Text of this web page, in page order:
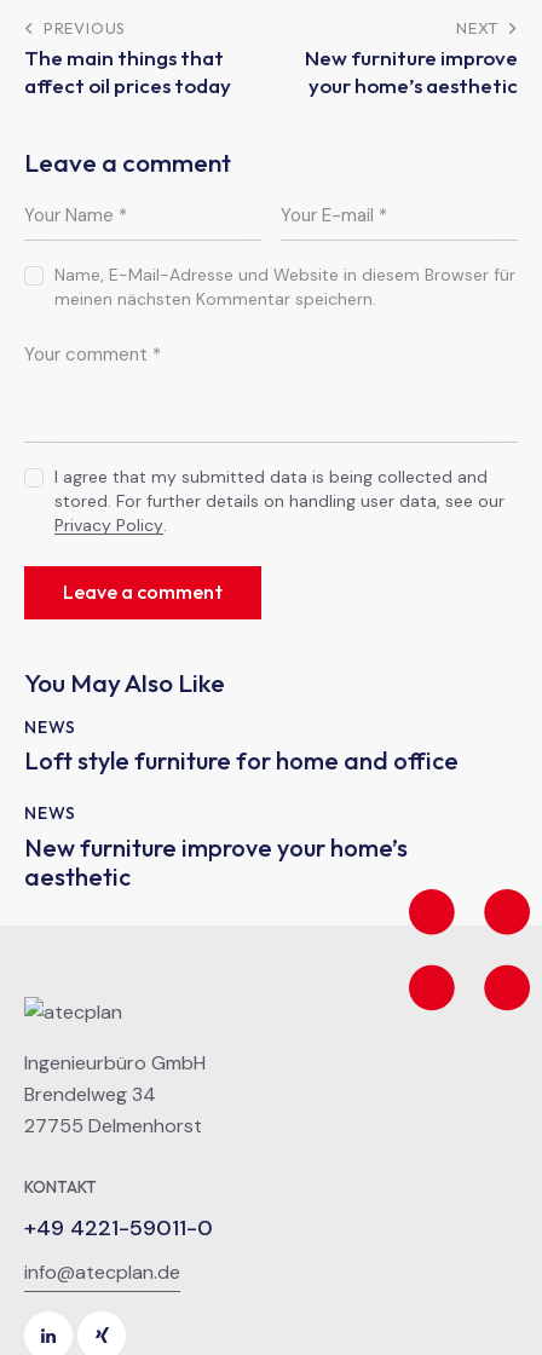
PREVIOUS
The main things that
affect oil prices today
NEXT
New furniture improve
your home’s aesthetic
Leave a comment
Name, E-Mail-Adresse und Website in diesem Browser für
meinen nächsten Kommentar speichern.
I agree that my submitted data is being collected and
stored. For further details on handling user data, see our
Privacy Policy
You May Also Like
NEWS
Loft style furniture for home and office
NEWS
New furniture improve your home’s
aesthetic
Ingenieurbüro GmbH
Brendelweg 34
27755 Delmenhorst
KONTAKT
+49 4221-59011-0
info@atecplan.de